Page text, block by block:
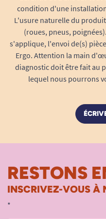
rapidité au
L’installation des
intuitive. Il vous suffit
d’utilisation (voir page
étape en toute sécurité
Décollez
Positionnez-la sur
Connectez le câble
Après usage, ramenez
électrodes sur leur
condition d'une
L'usure naturelle du
(roues, pneus,
s'applique, l'envoi de(s)
Ergo. Attention la main
diagnostic doit être fait au
lequel nous pourrons
RESTONS
INSCRIVEZ-VOUS À
*